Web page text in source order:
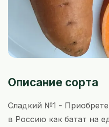
Описание сорта
Сладкий №1 -
в Россию как батат на